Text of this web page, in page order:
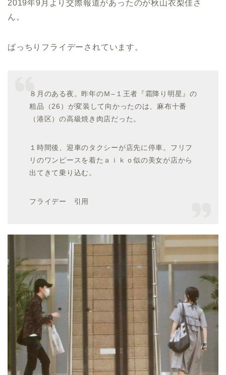
2019年9月より交際報道があったのが秋山衣梨佳さ
ん。
ばっちりフライデーされています。
８月のある夜。昨年のＭ–１王者『霜降り明星』の
粗品（26）が変装して向かったのは、麻布十番
（港区）の高級焼き肉店だった。
１時間後、迎車のタクシーが店先に停車。フリフ
リのワンピースを着たａｉｋｏ似の美女が店から
出てきて乗り込む。
フライデー 引用